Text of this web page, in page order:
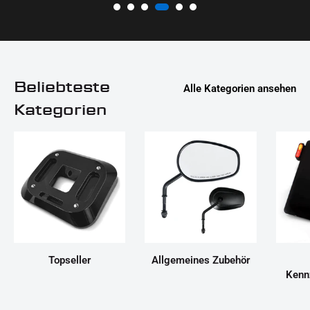
Beliebteste
Kategorien
Alle Kategorien ansehen
Topseller
Allgemeines Zubehör